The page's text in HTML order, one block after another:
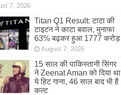
7, 2026
Titan Q1 Result: टाटा की
टाइटन ने काटा बवाल, मुनाफा
63% बढ़कर हुआ 1777 करोड़
August 7, 2026
15 साल की पाकिस्तानी सिंगर
ने Zeenat Aman को दिया था
ये हिट गाना, 46 साल बाद भी है
कल्ट